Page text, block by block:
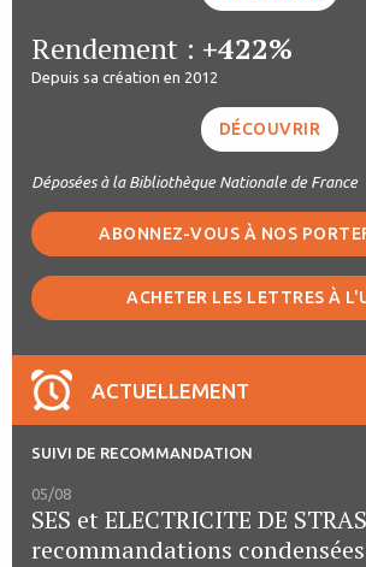
Rendement : +422%
Depuis sa création en 2012
DÉCOUVRIR
Déposées à la Bibliothèque Nationale de France
ABONNEZ-VOUS À NOS
ACHETER LES LETTRES À
ACTUELLEMENT
SUIVI DE RECOMMANDATION
05/08
SES et ELECTRICITE DE
recommandations condensées